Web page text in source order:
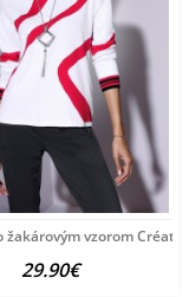
žakárovým vzorom
29.90€